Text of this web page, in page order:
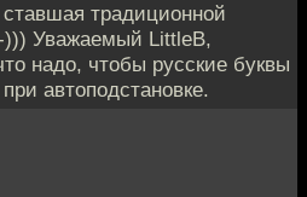
традиционной
))) Уважаемый LittleB,
надо, чтобы русские буквы
автоподстановке.